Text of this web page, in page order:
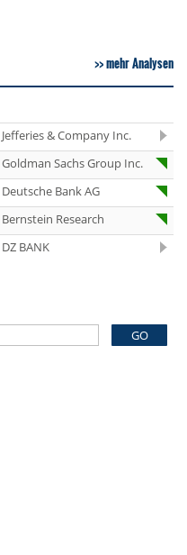
mehr Analysen
Jefferies & Company Inc.
Goldman Sachs Group Inc.
Deutsche Bank AG
Bernstein Research
DZ BANK
GO